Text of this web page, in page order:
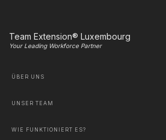
Team Extension® Luxembourg
Your Leading Workforce Partner
ÜBER UNS
UNSER TEAM
WIE FUNKTIONIERT ES?